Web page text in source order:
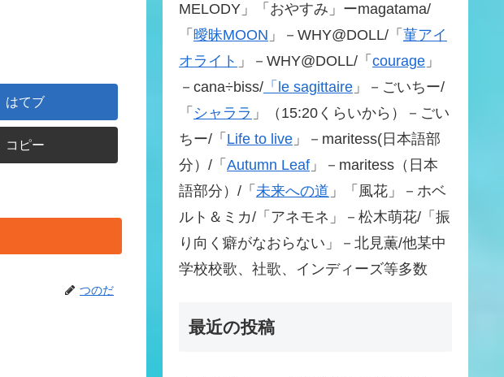
はてブ
コピー
つのだ
MELODY」「おやすみ」ーmagatama/
「 曖昧MOON 」－WHY@DOLL/「 菫アイ
オライト 」－WHY@DOLL/「 courage 」
－cana÷biss/ 「le sagittaire 」－ごいちー/
「 シャララ 」（15:20くらいから）－ごい
ちー/「 Life to live 」－maritess(日本語部
分）/「 Autumn Leaf 」－maritess（日本
語部分）/「 未来への道 」「風花」－ホベ
ルト＆ミカ/「アネモネ」－松木萌花/「振
り向く癖がなおらない」－北見薫/他某中
学校校歌、社歌、インディーズ等多数
最近の投稿